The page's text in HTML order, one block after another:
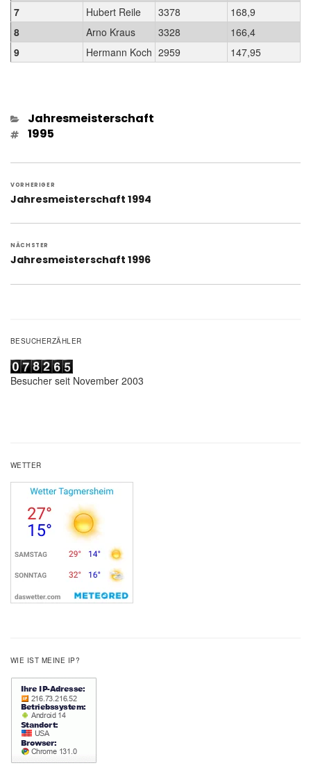
7 Hubert Reile 3378
168,9
8
Arno Kraus 3328
166,4
9
Hermann Koch 2959 147,95
Kategorien
Jahresmeisterschaft
Schlagwörter
1995
VORHERIGER
Vorheriger
Jahresmeisterschaft 1994
NÄCHSTER
Nächster
Jahresmeisterschaft 1996
BESUCHERZÄHLER
Besucher seit November 2003
WETTER
WIE IST MEINE IP?